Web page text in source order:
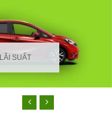
LÃI SUẤT